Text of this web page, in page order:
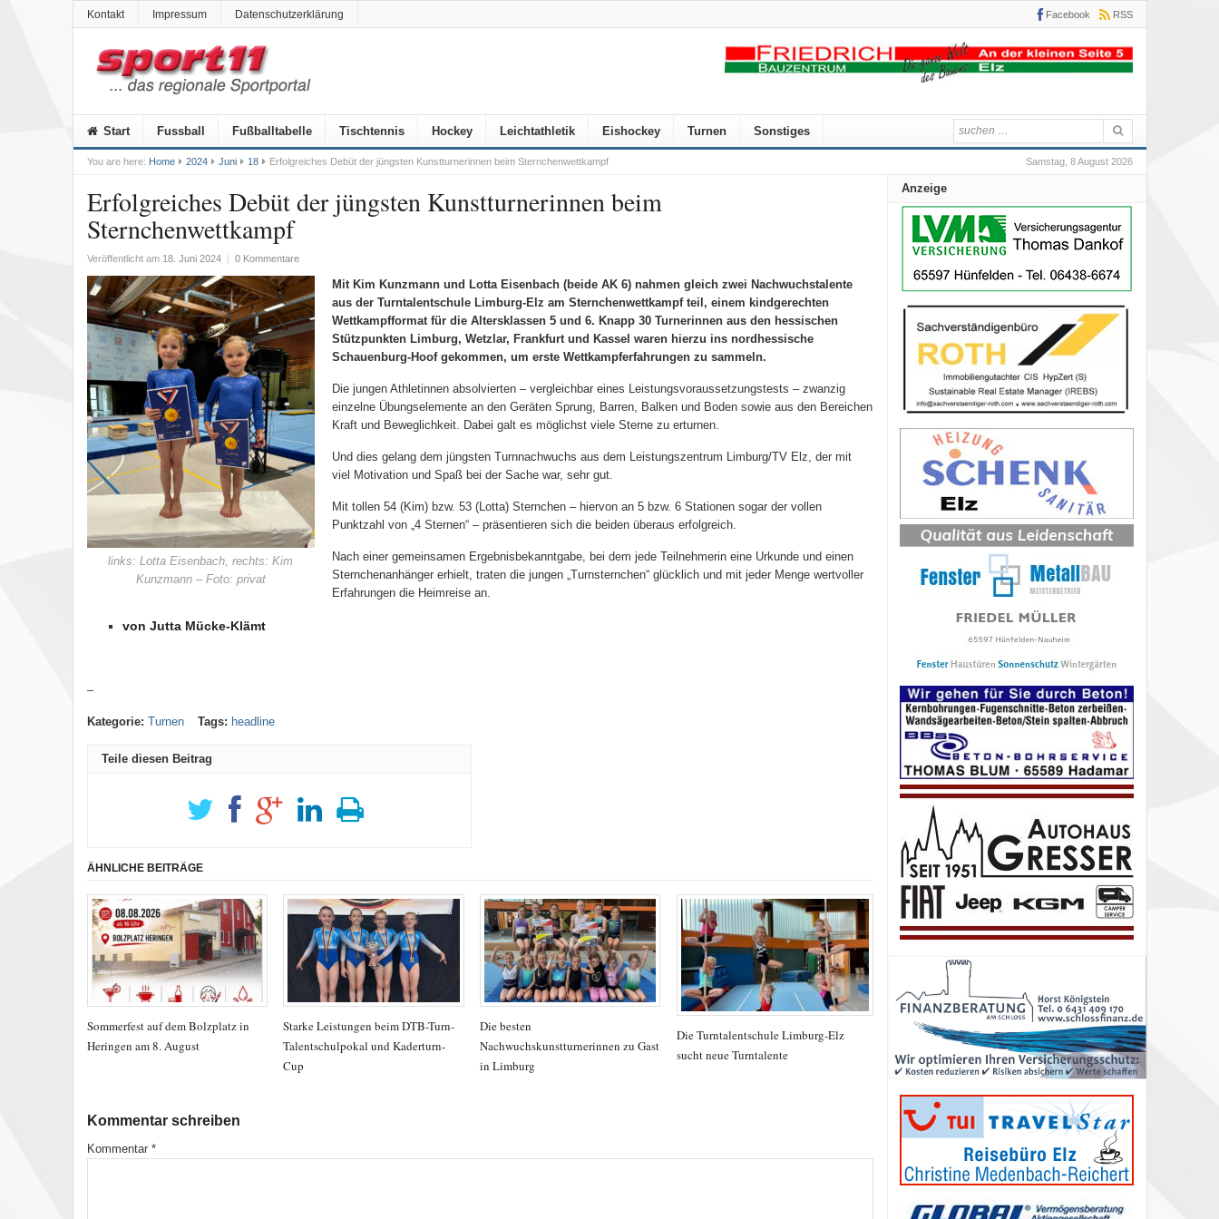
Kontakt Impressum Datenschutzerklärung Facebook RSS
Start Fussball Fußballtabelle Tischtennis Hockey Leichtathletik Eishockey Turnen Sonstiges
Samstag, 8 August 2026
You are here: Home 2024 Juni 18 Erfolgreiches Debüt der jüngsten Kunstturnerinnen beim Sternchenwettkampf
Erfolgreiches Debüt der jüngsten Kunstturnerinnen beim
Sternchenwettkampf
Veröffentlicht am 18. Juni 2024 | 0 Kommentare
links: Lotta Eisenbach, rechts: Kim
Kunzmann – Foto: privat
Mit Kim Kunzmann und Lotta Eisenbach (beide AK 6) nahmen gleich zwei Nachwuchstalente
aus der Turntalentschule Limburg-Elz am Sternchenwettkampf teil, einem kindgerechten
Wettkampfformat für die Altersklassen 5 und 6. Knapp 30 Turnerinnen aus den hessischen
Stützpunkten Limburg, Wetzlar, Frankfurt und Kassel waren hierzu ins nordhessische
Schauenburg-Hoof gekommen, um erste Wettkampferfahrungen zu sammeln.
Die jungen Athletinnen absolvierten – vergleichbar eines Leistungsvoraussetzungstests – zwanzig
einzelne Übungselemente an den Geräten Sprung, Barren, Balken und Boden sowie aus den Bereichen
Kraft und Beweglichkeit. Dabei galt es möglichst viele Sterne zu erturnen.
Und dies gelang dem jüngsten Turnnachwuchs aus dem Leistungszentrum Limburg/TV Elz, der mit
viel Motivation und Spaß bei der Sache war, sehr gut.
Mit tollen 54 (Kim) bzw. 53 (Lotta) Sternchen – hiervon an 5 bzw. 6 Stationen sogar der vollen
Punktzahl von „4 Sternen“ – präsentieren sich die beiden überaus erfolgreich.
Nach einer gemeinsamen Ergebnisbekanntgabe, bei dem jede Teilnehmerin eine Urkunde und einen
Sternchenanhänger erhielt, traten die jungen „Turnsternchen“ glücklich und mit jeder Menge wertvoller
Erfahrungen die Heimreise an.
von Jutta Mücke-Klämt
–
Kategorie: Turnen Tags: headline
Teile diesen Beitrag
ÄHNLICHE BEITRÄGE
Sommerfest auf dem Bolzplatz in
Heringen am 8. August
Starke Leistungen beim DTB-Turn-
Talentschulpokal und Kaderturn-
Cup
Die besten
Nachwuchskunstturnerinnen zu Gast
in Limburg
Die Turntalentschule Limburg-Elz
sucht neue Turntalente
Kommentar schreiben
Kommentar *
Anzeige